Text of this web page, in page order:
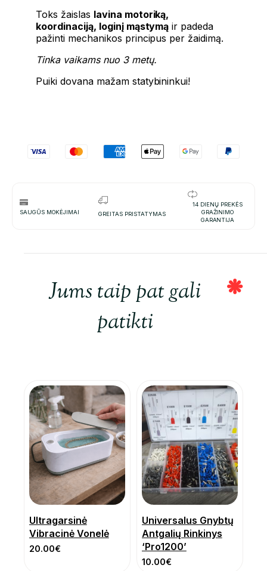
Toks žaislas lavina motoriką,
koordinaciją, loginį mąstymą ir padeda
pažinti mechanikos principus per žaidimą.
Tinka vaikams nuo 3 metų.
Puiki dovana mažam statybininkui!
SAUGŪS MOKĖJIMAI GREITAS PRISTATYMAS
14 DIENŲ PREKĖS
GRAŽINIMO
GARANTIJA
Jums taip pat gali
patikti
Ultragarsinė
Vibracinė Vonelė
20.00€
Universalus Gnybtų
Antgalių Rinkinys
‘Pro1200’
10.00€